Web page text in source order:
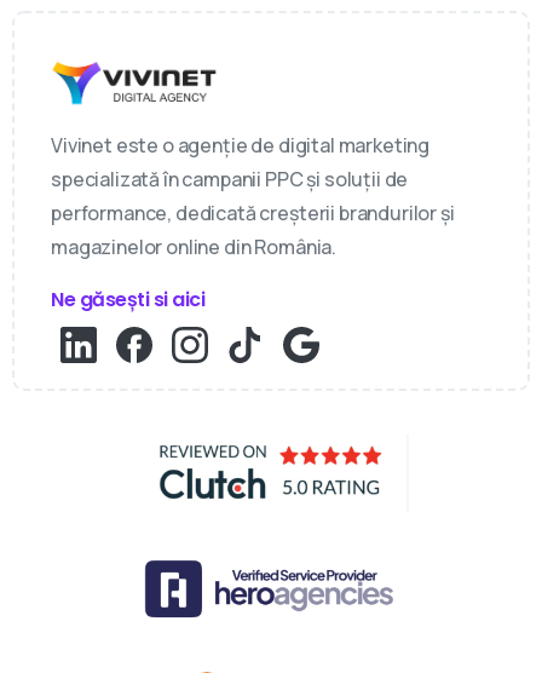
Vivinet este o agenție de digital marketing
specializată în campanii PPC și soluții de
performance, dedicată creșterii brandurilor și
magazinelor online din România.
Ne găsești si aici